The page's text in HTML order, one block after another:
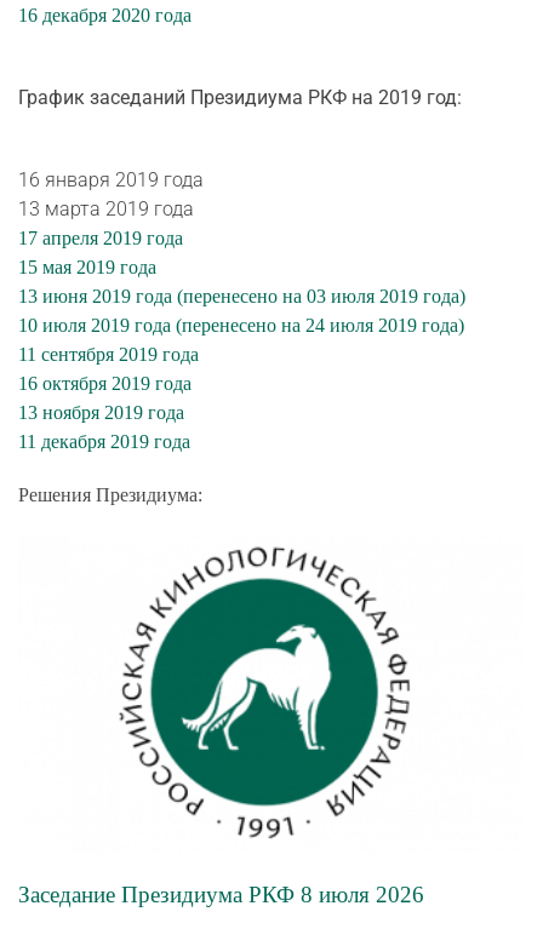
16 декабря 2020 года
График заседаний Президиума РКФ на 2019 год:
16 января 2019 года
13 марта 2019 года
17 апреля 2019 года
15 мая 2019 года
13 июня 2019 года (перенесено на 03 июля 2019 года)
10 июля 2019 года (перенесено на 24 июля 2019 года)
11 сентября 2019 года
16 октября 2019 года
13 ноября 2019 года
11 декабря 2019 года
Решения Президиума:
Заседание Президиума РКФ 8 июля 2026